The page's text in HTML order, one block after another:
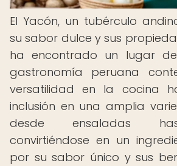
El Yacón, un tubérculo
su sabor dulce y sus
ha encontrado un lugar
gastronomía peruana
versatilidad en la cocina
inclusión en una amplia
desde ensaladas
convirtiéndose en un
por su sabor único y sus